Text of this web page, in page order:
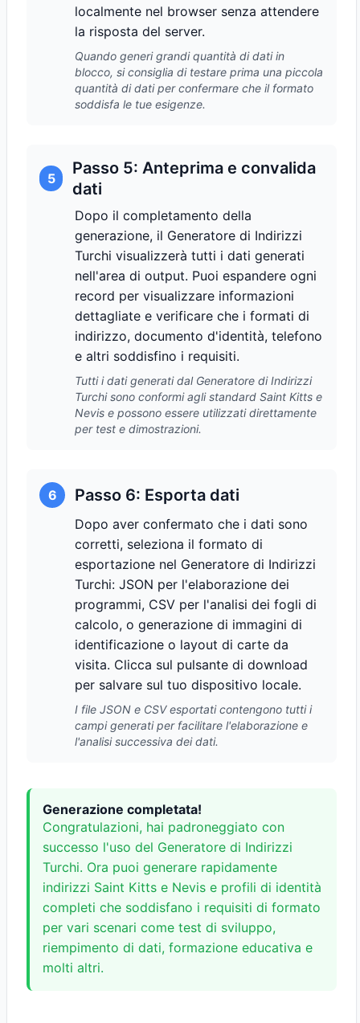
localmente nel browser senza attendere
la risposta del server.
Quando generi grandi quantità di dati in
blocco, si consiglia di testare prima una piccola
quantità di dati per confermare che il formato
soddisfa le tue esigenze.
5
Passo 5: Anteprima e convalida
dati
Dopo il completamento della
generazione, il Generatore di Indirizzi
Turchi visualizzerà tutti i dati generati
nell'area di output. Puoi espandere ogni
record per visualizzare informazioni
dettagliate e verificare che i formati di
indirizzo, documento d'identità, telefono
e altri soddisfino i requisiti.
Tutti i dati generati dal Generatore di Indirizzi
Turchi sono conformi agli standard Saint Kitts e
Nevis e possono essere utilizzati direttamente
per test e dimostrazioni.
6 Passo 6: Esporta dati
Dopo aver confermato che i dati sono
corretti, seleziona il formato di
esportazione nel Generatore di Indirizzi
Turchi: JSON per l'elaborazione dei
programmi, CSV per l'analisi dei fogli di
calcolo, o generazione di immagini di
identificazione o layout di carte da
visita. Clicca sul pulsante di download
per salvare sul tuo dispositivo locale.
I file JSON e CSV esportati contengono tutti i
campi generati per facilitare l'elaborazione e
l'analisi successiva dei dati.
Generazione completata!
Congratulazioni, hai padroneggiato con
successo l'uso del Generatore di Indirizzi
Turchi. Ora puoi generare rapidamente
indirizzi Saint Kitts e Nevis e profili di identità
completi che soddisfano i requisiti di formato
per vari scenari come test di sviluppo,
riempimento di dati, formazione educativa e
molti altri.